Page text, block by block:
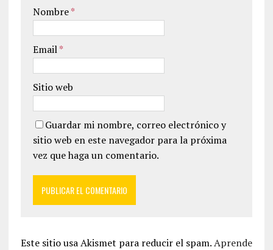
Nombre*
Email*
Sitio web
Guardar mi nombre, correo electrónico y
sitio web en este navegador para la próxima
vez que haga un comentario.
Este sitio usa Akismet para reducir el spam.Aprende